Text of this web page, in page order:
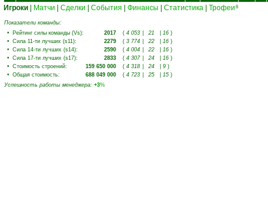
Игроки Матчи Сделки События Финансы Статистика Трофеи 6
Показатели команды:
• Рейтинг силы команды (Vs): 2017 ( 4 053 21 16 )
• Сила 11-ти лучших (s11): 2279 ( 3 774 22 16 )
• Сила 14-ти лучших (s14): 2590 ( 4 004 22 16 )
• Сила 17-ти лучших (s17): 2833 ( 4 307 24 16 )
• Стоимость строений: 159 650 000 ( 4 318 24 9 )
• Общая стоимость: 688 049 000 ( 4 723 25 15 )
Успешность работы менеджера: +3%